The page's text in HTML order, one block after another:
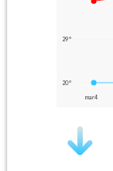
29°
20°
mar 4